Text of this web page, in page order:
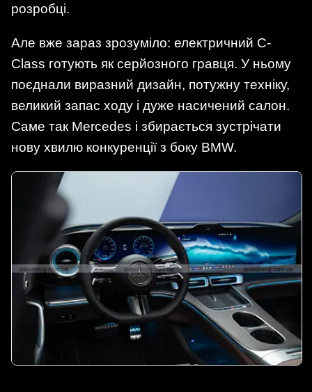
розробці.
Але вже зараз зрозуміло: електричний C-
Class готують як серйозного гравця. У ньому
поєднали виразний дизайн, потужну техніку,
великий запас ходу і дуже насичений салон.
Саме так Mercedes і збирається зустрічати
нову хвилю конкуренції з боку BMW.